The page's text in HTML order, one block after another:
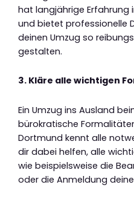
hat langjährige Erfahrung
und bietet professionelle
deinen Umzug so
gestalten.
3. Kläre alle wichtigen
Ein Umzug ins Ausland
bürokratische
Dortmund kennt alle
dir dabei helfen, alle
wie beispielsweise die
oder die Anmeldung